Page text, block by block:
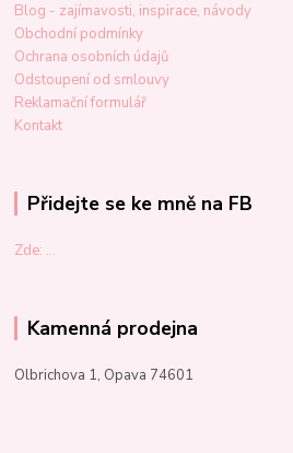
Blog - zajímavosti, inspirace, návody
Obchodní podmínky
Ochrana osobních údajů
Odstoupení od smlouvy
Reklamační formulář
Kontakt
Přidejte se ke mně na FB
Zde: ...
Kamenná prodejna
Olbrichova 1, Opava 74601